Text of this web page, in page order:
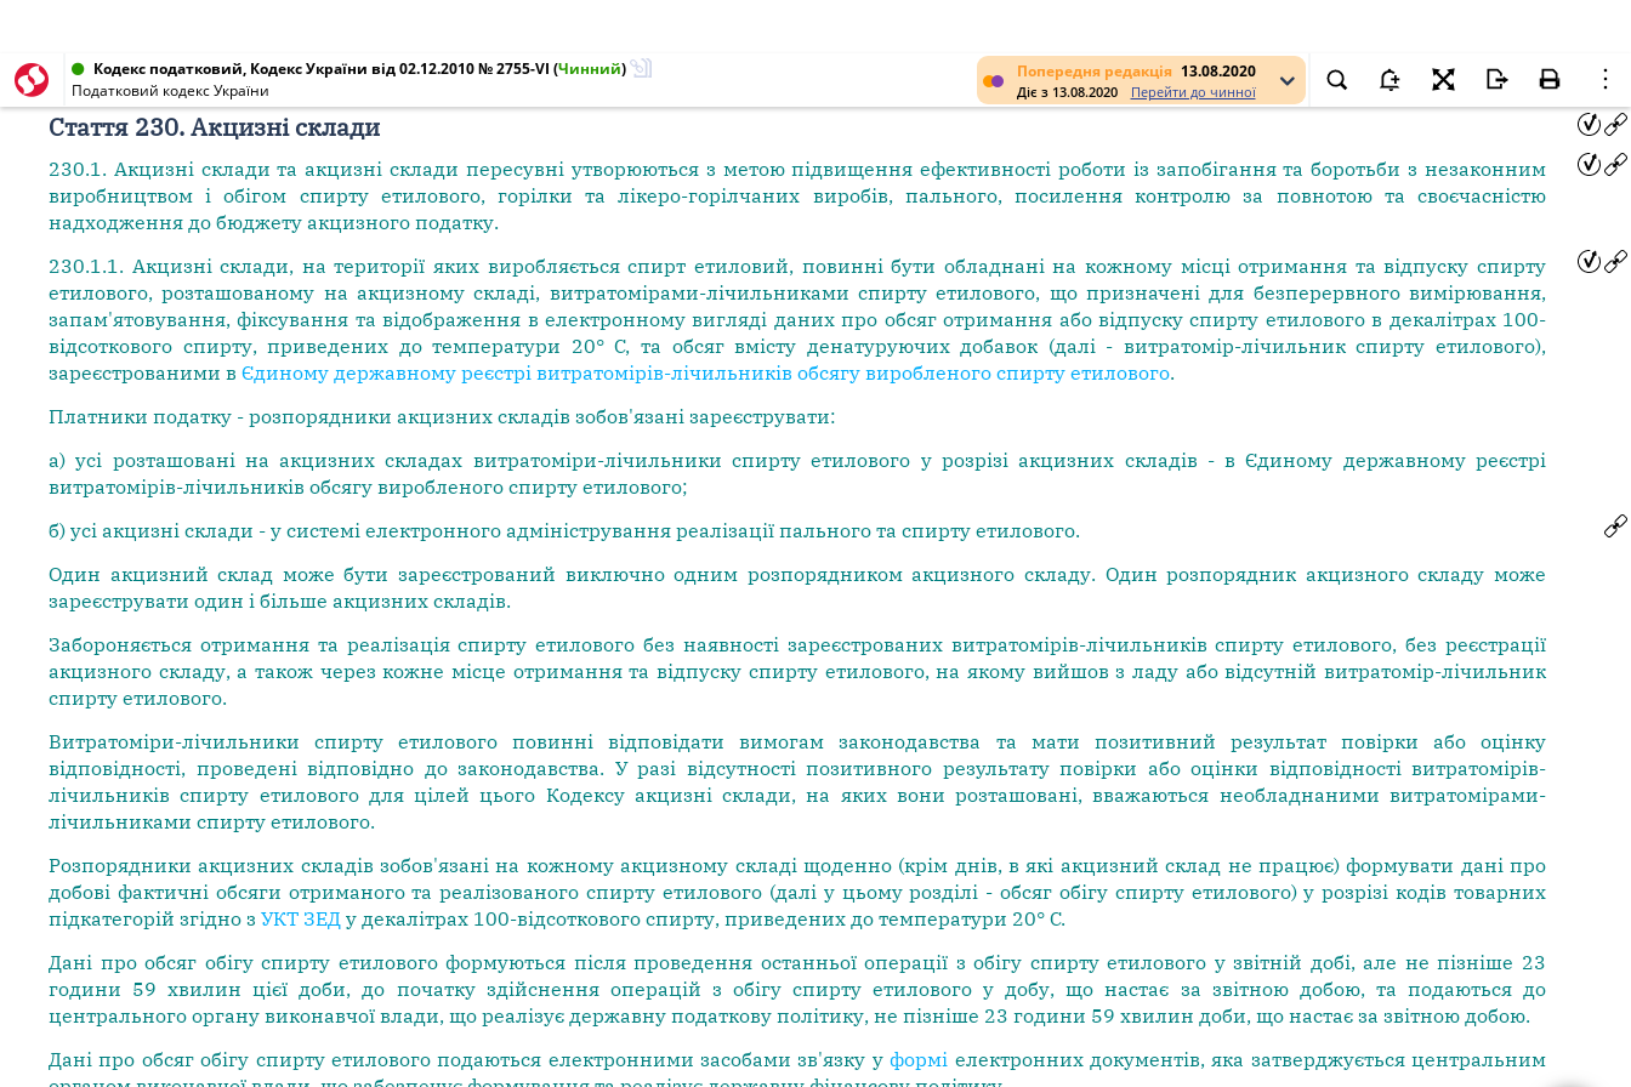
Попередня редакція 13.08.2020
Діє з 13.08.2020 Перейти до чинної
Кодекс податковий, Кодекс України від 02.12.2010 № 2755-VI (Чинний)
Податковий кодекс України